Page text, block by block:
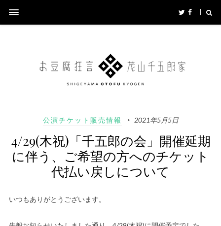
公演チケット販売情報 2021年5月5日
4/29(木祝)「千五郎の会」開催延期
に伴う、ご希望の方へのチケット
代払い戻しについて
いつもありがとうございます。